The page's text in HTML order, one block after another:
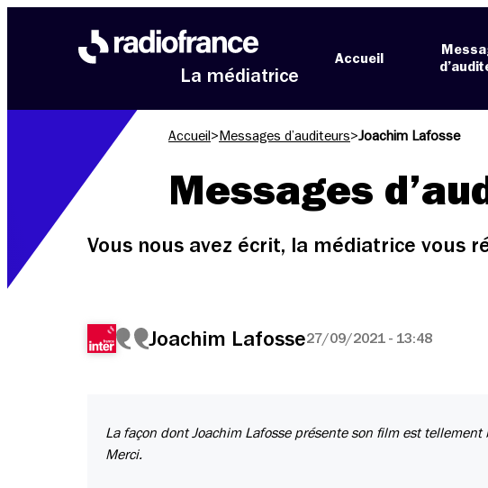
La médiatrice
Accueil
Accueil > Messages d’auditeurs>Joachim Lafosse
Messages
Vous nous avez écrit, la médiatrice vous
Joachim Lafosse27/09/2021 - 13:48
La façon dont Joachim Lafosse présente son film est
Merci.